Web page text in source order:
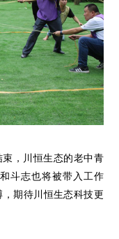
， 川恒生态的老中青
和 斗志也将被带入工作
期待川恒生态科技更